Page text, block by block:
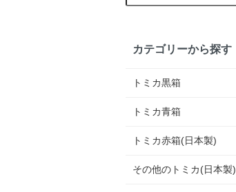
カテゴリーから探す
トミカ黒箱
トミカ青箱
トミカ赤箱(日本製)
その他のトミカ(日本製)